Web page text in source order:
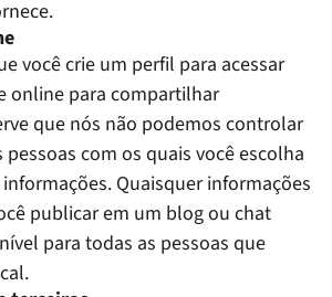
você crie um perfil para acessar
online para compartilhar
que nós não podemos controlar
pessoas com os quais você escolha
Quaisquer informações
publicar em um blog ou chat
para todas as pessoas que